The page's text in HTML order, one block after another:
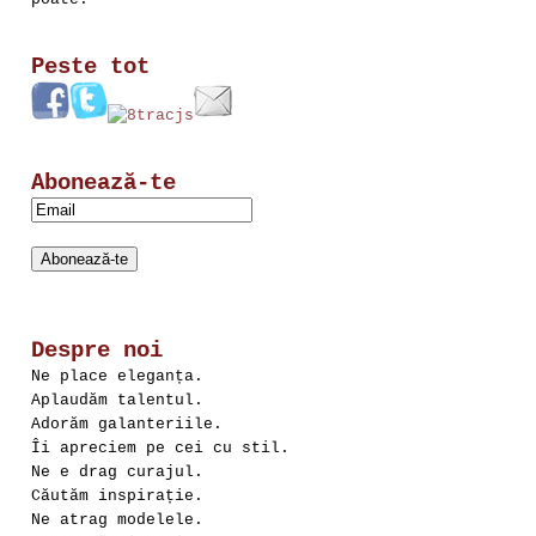
Peste tot
Abonează-te
Despre noi
Ne place eleganța.
Aplaudăm talentul.
Adorăm galanteriile.
Îi apreciem pe cei cu stil.
Ne e drag curajul.
Căutăm inspirație.
Ne atrag modelele.